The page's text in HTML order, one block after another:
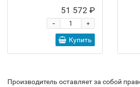
51 572 ₽
+
-
Купить
Производитель оставляет за собой